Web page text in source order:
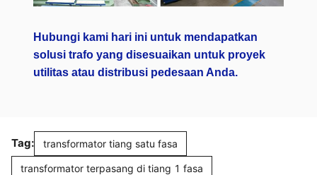
Hubungi kami hari ini untuk mendapatkan
solusi trafo yang disesuaikan untuk proyek
utilitas atau distribusi pedesaan Anda.
Tag: transformator tiang satu fasa
transformator terpasang di tiang 1 fasa